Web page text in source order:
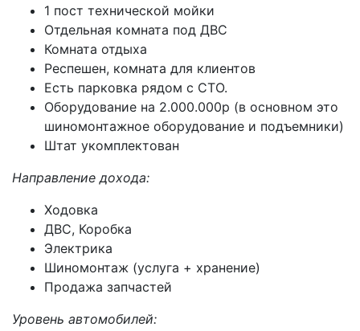
1 пост технической мойки
Отдельная комната под ДВС
Комната отдыха
Респешен, комната для клиентов
Есть парковка рядом с СТО.
Оборудование на 2.000.000р (в основном это
шиномонтажное оборудование и подъемники)
Штат укомплектован
Направление дохода:
Ходовка
ДВС, Коробка
Электрика
Шиномонтаж (услуга + хранение)
Продажа запчастей
Уровень автомобилей: